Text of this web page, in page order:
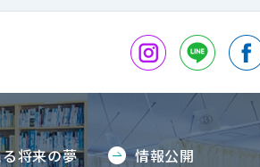
将来の夢
情報公開